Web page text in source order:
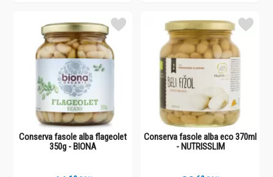
Conserva fasole alba flageolet
350g - BIONA
Conserva fasole alba eco 370ml
- NUTRISSLIM